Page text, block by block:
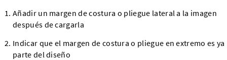
Añadir un margen de costura o pliegue lateral a la imagen
después de cargarla
Indicar que el margen de costura o pliegue en extremo es ya
parte del diseño